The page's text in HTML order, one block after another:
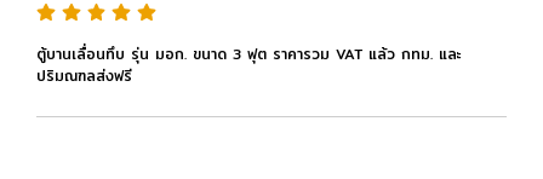
ตู้บานเลื่อนทึบ รุ่น มอก. ขนาด 3 ฟุต ราคารวม VAT แล้ว กทม. และ
ปริมณฑลส่งฟรี